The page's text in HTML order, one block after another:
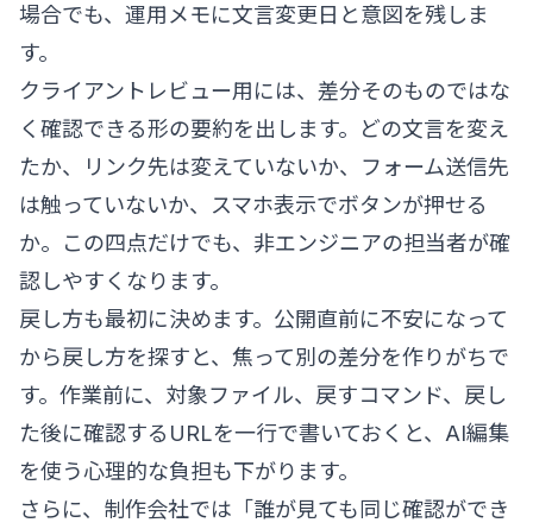
場合でも、運用メモに文言変更日と意図を残しま
す。
クライアントレビュー用には、差分そのものではな
く確認できる形の要約を出します。どの文言を変え
たか、リンク先は変えていないか、フォーム送信先
は触っていないか、スマホ表示でボタンが押せる
か。この四点だけでも、非エンジニアの担当者が確
認しやすくなります。
戻し方も最初に決めます。公開直前に不安になって
から戻し方を探すと、焦って別の差分を作りがちで
す。作業前に、対象ファイル、戻すコマンド、戻し
た後に確認するURLを一行で書いておくと、AI編集
を使う心理的な負担も下がります。
さらに、制作会社では「誰が見ても同じ確認ができ